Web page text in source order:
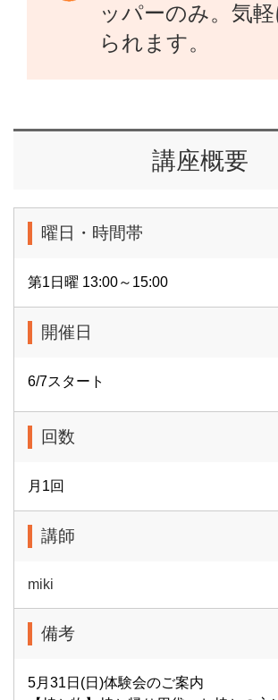
ッパーのみ。気
られます。
講座概要
曜日・時間帯
第1日曜 13:00～15:00
開催日
6/7スタート
回数
月1回
講師
miki
備考
5月31日(日)体験会のご案内